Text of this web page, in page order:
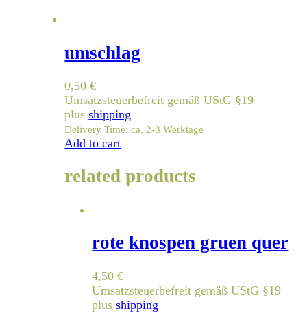
umschlag
0,50€
Umsatzsteuerbefreit gemäß UStG §19
plusshipping
Delivery Time: ca. 2-3 Werktage
Add to cart
related products
rote knospen gruen quer
4,50€
Umsatzsteuerbefreit gemäß UStG §19
plusshipping